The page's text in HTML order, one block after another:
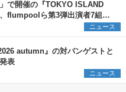
で開催の『TOKYO ISLAND
flumpoolら第3弾出演者7組を
プ・アート出展者を募集ニュース
autumn』の対バンゲストと
表
ニュース